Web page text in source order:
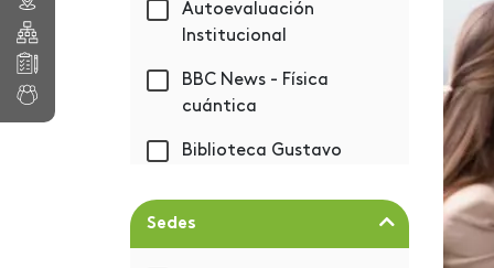
Autoevaluación
Institucional
BBC News - Física
cuántica
Biblioteca Gustavo
Bienestar
Sedes